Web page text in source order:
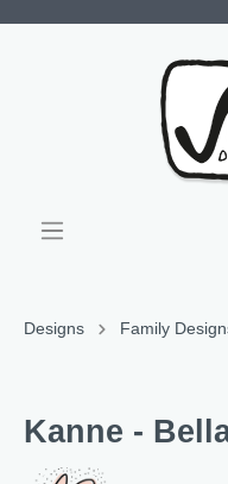
Designs Family
Kanne -